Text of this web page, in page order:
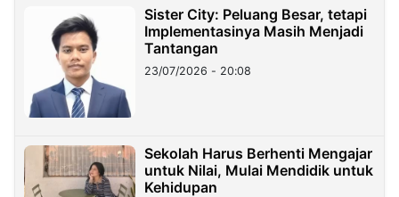
Sister City: Peluang Besar, tetapi
Implementasinya Masih Menjadi
Tantangan
23/07/2026 - 20:08
Sekolah Harus Berhenti Mengajar
untuk Nilai, Mulai Mendidik untuk
Kehidupan